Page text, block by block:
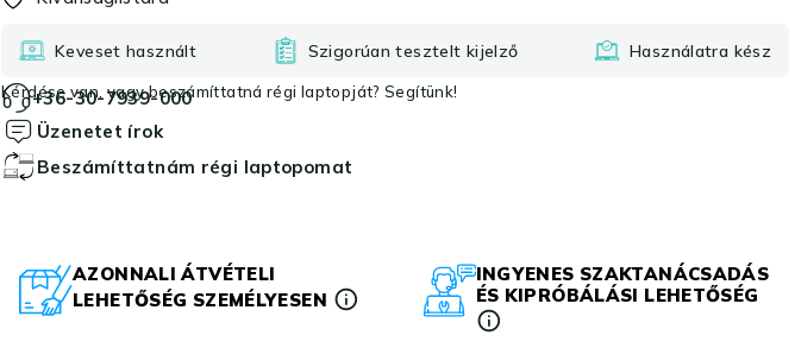
Keveset használt Szigorúan tesztelt kijelző Használatra kész
Kérdése van, vagy beszámíttatná régi laptopját? Segítünk!
+36-30-7939-000
Üzenetet írok
Beszámíttatnám régi laptopomat
AZONNALI ÁTVÉTELI
LEHETŐSÉG SZEMÉLYESEN
INGYENES SZAKTANÁCSADÁS
ÉS KIPRÓBÁLÁSI LEHETŐSÉG